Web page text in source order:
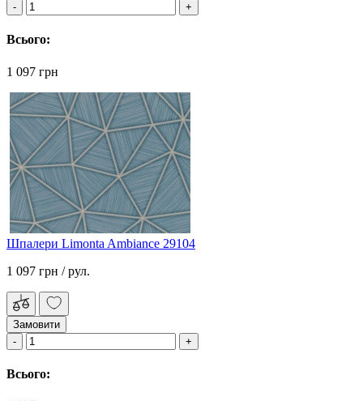
Всього:
1 097 грн
Шпалери Limonta Ambiance 29104
1 097 грн / рул.
Замовити
Всього: